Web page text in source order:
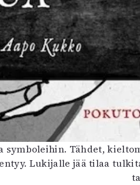
symboleihin. Tähdet,
Lukijalle jää tilaa